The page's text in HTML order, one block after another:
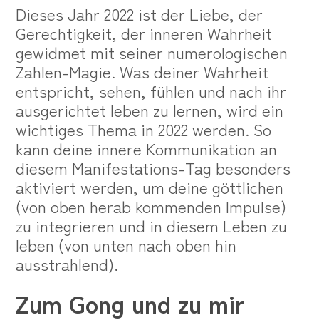
Dieses Jahr 2022 ist der Liebe, der
Gerechtigkeit, der inneren Wahrheit
gewidmet mit seiner numerologischen
Zahlen-Magie. Was deiner Wahrheit
entspricht, sehen, fühlen und nach ihr
ausgerichtet leben zu lernen, wird ein
wichtiges Thema in 2022 werden. So
kann deine innere Kommunikation an
diesem Manifestations-Tag besonders
aktiviert werden, um deine göttlichen
(von oben herab kommenden Impulse)
zu integrieren und in diesem Leben zu
leben (von unten nach oben hin
ausstrahlend).
Zum Gong und zu mir